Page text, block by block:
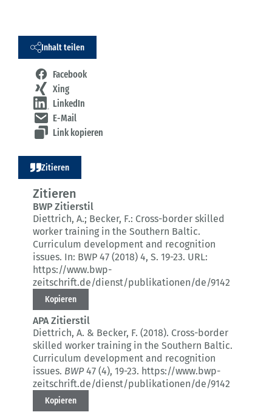
Inhalt teilen
Facebook
Xing
LinkedIn
E-Mail
Link kopieren
Zitieren
Zitieren
BWP Zitierstil
Diettrich, A.; Becker, F.: Cross-border skilled
worker training in the Southern Baltic.
Curriculum development and recognition
issues. In: BWP 47 (2018) 4, S. 19-23. URL:
https://www.bwp-
zeitschrift.de/dienst/publikationen/de/9142
Kopieren
APA Zitierstil
Diettrich, A. & Becker, F. (2018). Cross-border
skilled worker training in the Southern Baltic.
Curriculum development and recognition
issues. BWP47 (4), 19-23. https://www.bwp-
zeitschrift.de/dienst/publikationen/de/9142
Kopieren